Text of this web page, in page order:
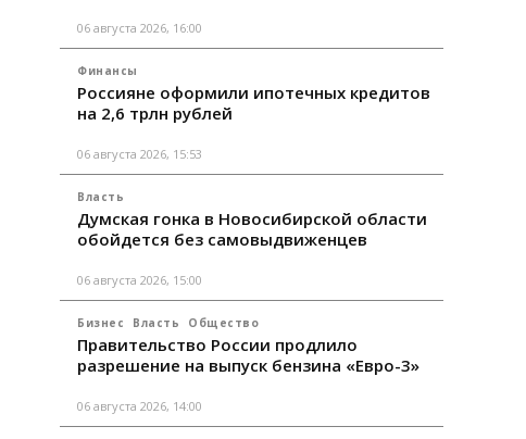
06 августа 2026, 16:00
Финансы
Россияне оформили ипотечных кредитов
на 2,6 трлн рублей
06 августа 2026, 15:53
Власть
Думская гонка в Новосибирской области
обойдется без самовыдвиженцев
06 августа 2026, 15:00
Бизнес Власть Общество
Правительство России продлило
разрешение на выпуск бензина «Евро-3»
06 августа 2026, 14:00